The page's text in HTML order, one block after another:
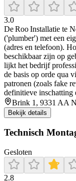
3.0
De Roo Installatie te
('plumber') met een
(adres en telefoon).
beschikbaar zijn op
lijkt het bedrijf
de basis op orde qua
patronen (zoals fake
definitieve inschatting
Brink 1, 9331 AA
Bekijk details
Technisch
Gesloten
2.8